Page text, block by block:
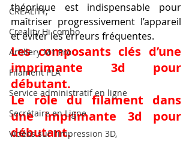
CREALITY,
Creality Hi combo
Artillery M1 Pro
Filament PLA
Service administratif en ligne
Secrétaire en Ligne
Vidéos sur l'impression 3D,
théorique est indispensable pour
maîtriser progressivement l’appareil
et éviter les erreurs fréquentes.
Les composants clés d’une
imprimante 3d pour
débutant.
Le rôle du filament dans
une imprimante 3d pour
débutant.